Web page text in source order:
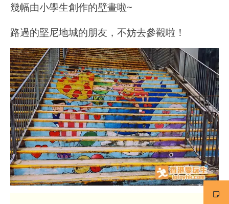
幾幅由小學生創作的壁畫啦~
路過的堅尼地城的朋友，不妨去參觀啦！